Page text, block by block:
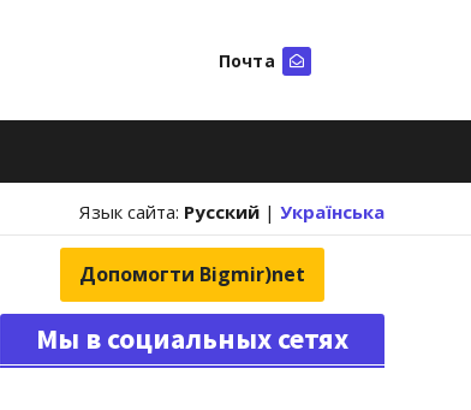
Почта
Язык сайта: Русский | Українська
Допомогти Bigmir)net
Мы в социальных сетях